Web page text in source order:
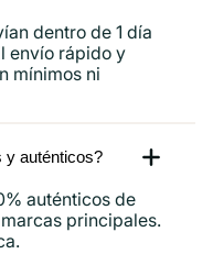
dentro de 1 día
envío rápido y
mínimos ni
y auténticos?
auténticos de
principales.